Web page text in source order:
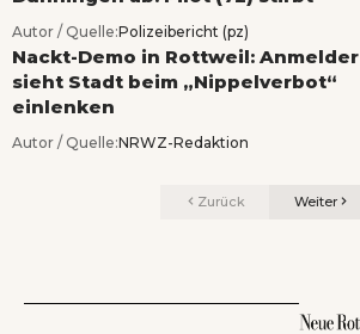
Autor / Quelle:Polizeibericht (pz)
Nackt-Demo in Rottweil: Anmelder
sieht Stadt beim „Nippelverbot“
einlenken
Autor / Quelle:NRWZ-Redaktion
Zurück Weiter